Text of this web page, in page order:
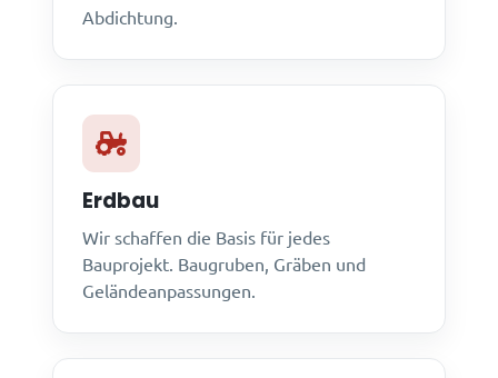
Abdichtung.
Erdbau
Wir schaffen die Basis für jedes
Bauprojekt. Baugruben, Gräben und
Geländeanpassungen.